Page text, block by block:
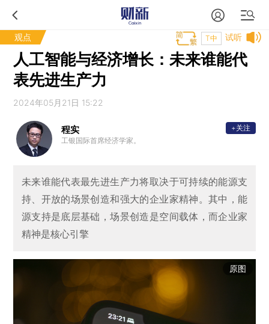
观点 试听
T中
人工智能与经济增长：未来谁能代
表先进生产力
2024年05月21日 15:22
程实
工银国际首席经济学家。
+关注
未来谁能代表最先进生产力将取决于可持续的能源支
持、开放的场景创造和强大的企业家精神。其中，能
源支持是底层基础，场景创造是空间载体，而企业家
精神是核心引擎
原图